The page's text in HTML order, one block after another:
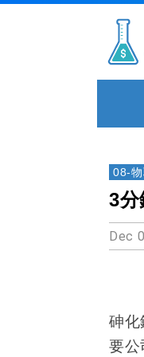
08-
3分
Dec
砷化
要公